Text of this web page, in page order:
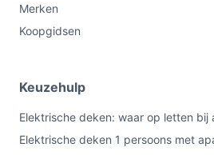
Merken
Koopgidsen
Keuzehulp
Elektrische deken: waar op letten bij
Elektrische deken 1 persoons met